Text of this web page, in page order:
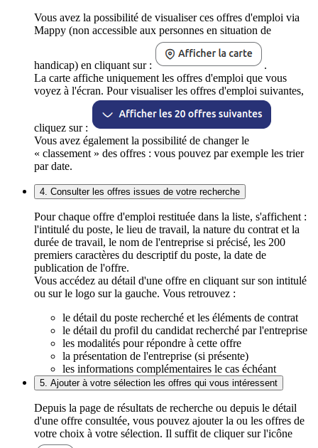
Vous avez la possibilité de visualiser ces offres d'emploi via
Mappy (non accessible aux personnes en situation de
handicap) en cliquant sur :
.
La carte affiche uniquement les offres d'emploi que vous
voyez à l'écran. Pour visualiser les offres d'emploi suivantes,
cliquez sur :
Vous avez également la possibilité de changer le
« classement » des offres : vous pouvez par exemple les trier
par date.
4. Consulter les offres issues de votre recherche
Pour chaque offre d'emploi restituée dans la liste, s'affichent :
l'intitulé du poste, le lieu de travail, la nature du contrat et la
durée de travail, le nom de l'entreprise si précisé, les 200
premiers caractères du descriptif du poste, la date de
publication de l'offre.
Vous accédez au détail d'une offre en cliquant sur son intitulé
ou sur le logo sur la gauche. Vous retrouvez :
le détail du poste recherché et les éléments de contrat
le détail du profil du candidat recherché par l'entreprise
les modalités pour répondre à cette offre
la présentation de l'entreprise (si présente)
les informations complémentaires le cas échéant
5. Ajouter à votre sélection les offres qui vous intéressent
Depuis la page de résultats de recherche ou depuis le détail
d'une offre consultée, vous pouvez ajouter la ou les offres de
votre choix à votre sélection. Il suffit de cliquer sur l'icône